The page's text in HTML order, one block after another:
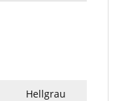
Hellgrau